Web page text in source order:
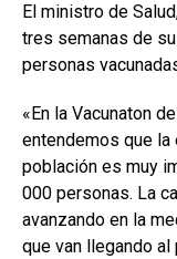
El ministro de
tres semanas de
personas
«En la Vacunaton
entendemos que la
población es muy
000 personas. La
avanzando en la
que van llegando al